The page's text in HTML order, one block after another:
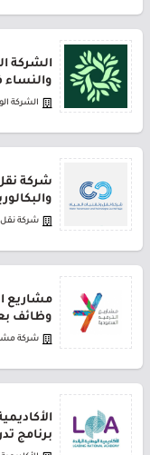
الشركة
والنساء
الشركة
شركة
شركة نقل
مشاريع
وظائف
شركة
برنامج